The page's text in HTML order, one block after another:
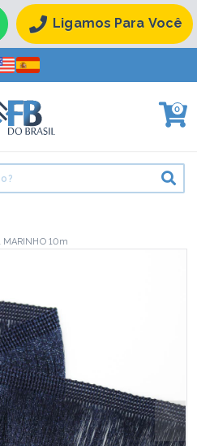
Ligamos Para Você
0
10m